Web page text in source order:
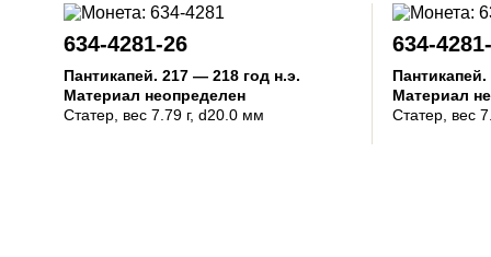
634-4281-26
Пантикапей. 217 — 218 год н.э.
Материал неопределен
Статер , вес 7.79 г, d20.0 мм
634-
Пантикапей.
Материал
Статер , вес